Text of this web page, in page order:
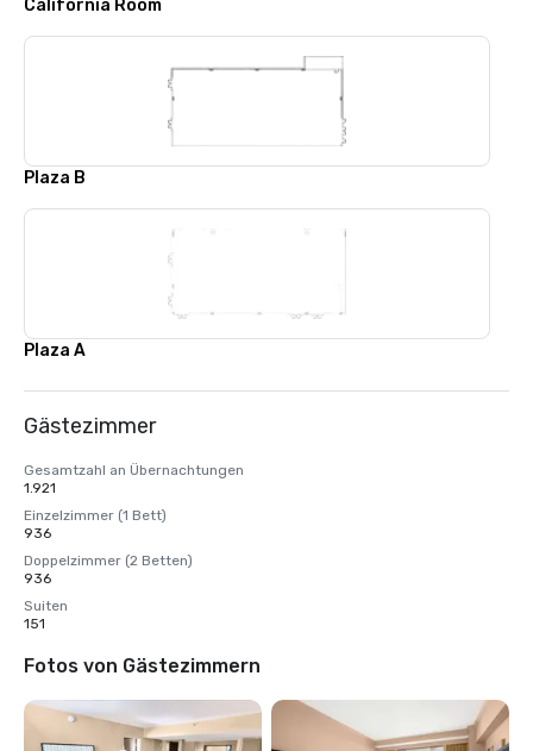
California Room
Plaza B
Plaza A
Gästezimmer
Gesamtzahl an Übernachtungen
1.921
Einzelzimmer (1 Bett)
936
Doppelzimmer (2 Betten)
936
Suiten
151
Fotos von Gästezimmern